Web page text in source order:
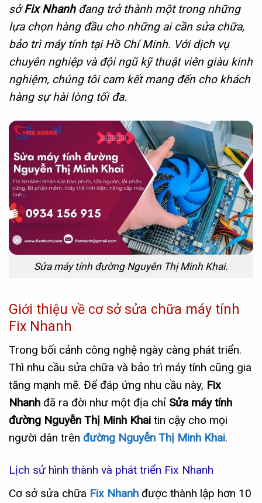
sởFix Nhanhđang trở thành một trong những
lựa chọn hàng đầu cho những ai cần sửa chữa,
bảo trì máy tính tại Hồ Chí Minh. Với dịch vụ
chuyên nghiệp và đội ngũ kỹ thuật viên giàu kinh
nghiệm, chúng tôi cam kết mang đến cho khách
hàng sự hài lòng tối đa.
Sửa máy tính đường Nguyễn Thị Minh Khai.
Giới thiệu về cơ sở sửa chữa máy tính
Fix Nhanh
Trong bối cảnh công nghệ ngày càng phát triển.
Thì nhu cầu sửa chữa và bảo trì máy tính cũng gia
tăng mạnh mẽ. Để đáp ứng nhu cầu này, Fix
Nhanh đã ra đời như một địa chỉ Sửa máy tính
đường Nguyễn Thị Minh Khai tin cậy cho mọi
người dân trên đường Nguyễn Thị Minh Khai.
Lịch sử hình thành và phát triển Fix Nhanh
Cơ sở sửa chữa Fix Nhanh được thành lập hơn 10